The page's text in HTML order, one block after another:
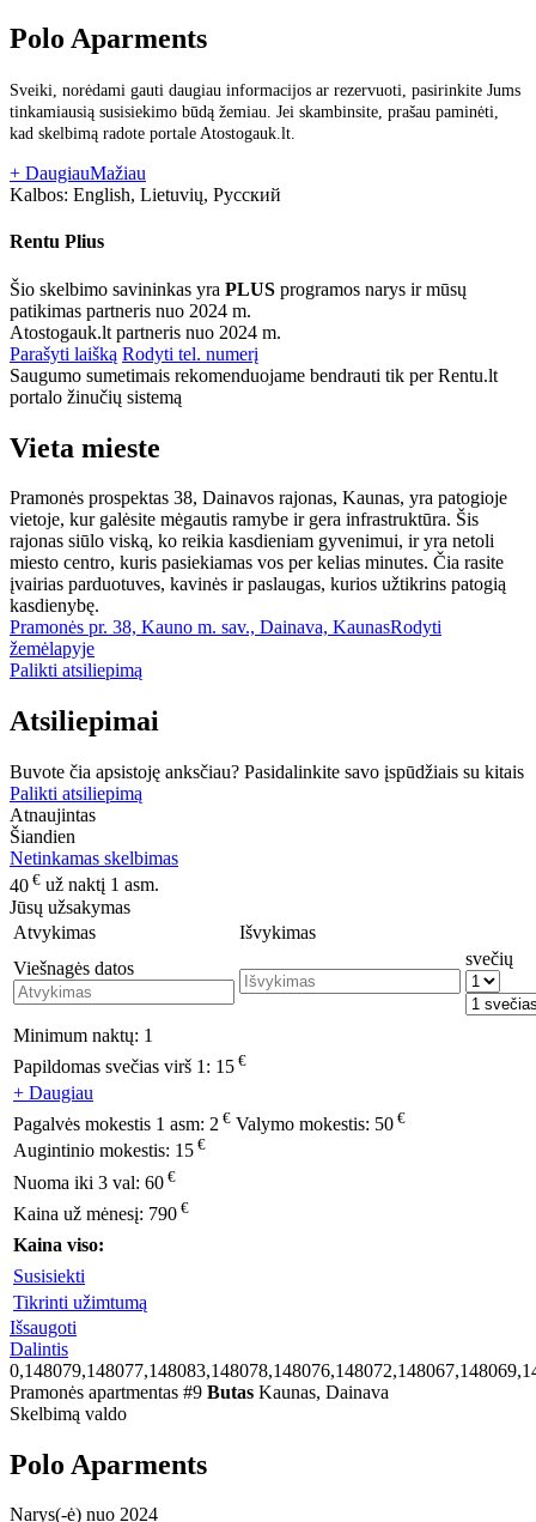
Polo Aparments
Sveiki, norėdami gauti daugiau informacijos ar rezervuoti, pasirinkite Jums
tinkamiausią susisiekimo būdą žemiau. Jei skambinsite, prašau paminėti,
kad skelbimą radote portale Atostogauk.lt.
+ DaugiauMažiau
Kalbos: English, Lietuvių, Русский
Rentu Plius
Šio skelbimo savininkas yra PLUS programos narys ir mūsų
patikimas partneris nuo 2024 m.
Atostogauk.lt partneris nuo 2024 m.
Parašyti laišką Rodyti tel. numerį
Saugumo sumetimais rekomenduojame bendrauti tik per Rentu.lt
portalo žinučių sistemą
Vieta mieste
Pramonės prospektas 38, Dainavos rajonas, Kaunas, yra patogioje
vietoje, kur galėsite mėgautis ramybe ir gera infrastruktūra. Šis
rajonas siūlo viską, ko reikia kasdieniam gyvenimui, ir yra netoli
miesto centro, kuris pasiekiamas vos per kelias minutes. Čia rasite
įvairias parduotuves, kavinės ir paslaugas, kurios užtikrins patogią
kasdienybę.
Pramonės pr. 38, Kauno m. sav., Dainava, KaunasRodyti
žemėlapyje
Palikti atsiliepimą
Atsiliepimai
Buvote čia apsistoję anksčiau? Pasidalinkite savo įspūdžiais su kitais
Palikti atsiliepimą
Atnaujintas
Šiandien
Netinkamas skelbimas
40 € už naktį 1 asm.
Jūsų užsakymas
Atvykimas
Išvykimas
Viešnagės datos
svečių
Minimum naktų: 1
Papildomas svečias virš 1: 15 €
+ Daugiau
Pagalvės mokestis 1 asm: 2 € Valymo mokestis: 50 €
Augintinio mokestis: 15 €
Nuoma iki 3 val: 60 €
Kaina už mėnesį: 790 €
Kaina viso:
Susisiekti
Tikrinti užimtumą
Išsaugoti
Dalintis
Pramonės apartmentas #9 Butas Kaunas, Dainava
Skelbimą valdo
Polo Aparments
Narys(-ė) nuo 2024